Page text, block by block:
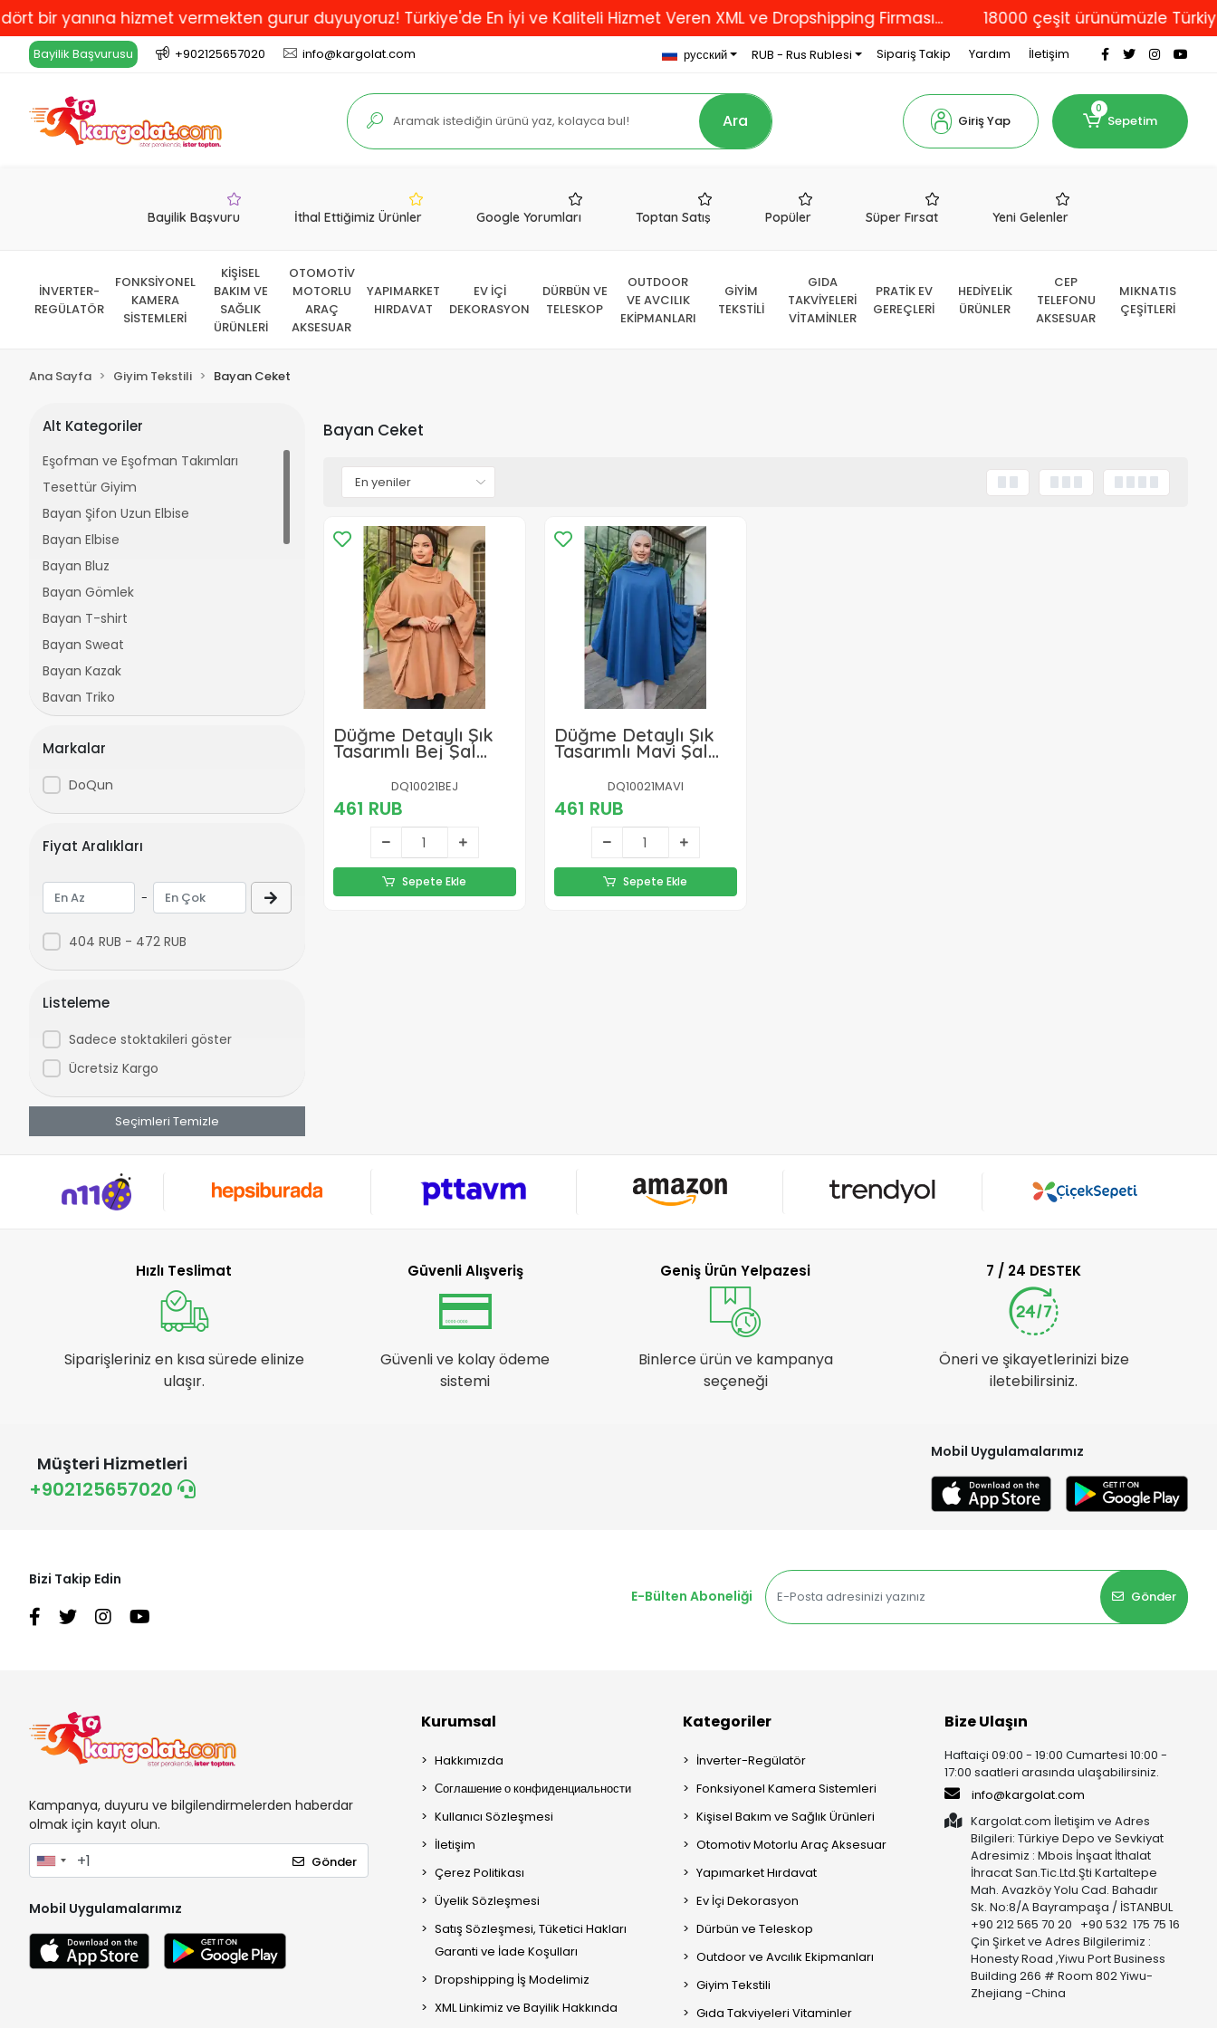
yanına hizmet vermekten gurur duyuyoruz! Türkiye'de En İyi ve Kaliteli Hizmet Veren XML ve Dropshipping Firması... 18000 çeşit ürünümüzle
Bayilik Başvurusu +902125657020 info@kargolat.com русский RUB - Rus Rublesi Sipariş Takip Yardım İletişim
Ara Giriş Yap
0
Sepetim
Bayilik Başvuru İthal Ettiğimiz Ürünler Google Yorumları Toptan Satış Popüler Süper Fırsat Yeni Gelenler
İNVERTER-
REGÜLATÖR
FONKSİYONEL
KAMERA
SİSTEMLERİ
KİŞİSEL
BAKIM VE
SAĞLIK
ÜRÜNLERİ
OTOMOTİV
MOTORLU
ARAÇ
AKSESUAR
YAPIMARKET
HIRDAVAT
EV İÇİ
DEKORASYON
DÜRBÜN VE
TELESKOP
OUTDOOR
VE AVCILIK
EKİPMANLARI
GİYİM
TEKSTİLİ
GIDA
TAKVİYELERİ
VİTAMİNLER
PRATİK EV
GEREÇLERİ
HEDİYELİK
ÜRÜNLER
CEP
TELEFONU
AKSESUAR
MIKNATIS
ÇEŞİTLERİ
Ana Sayfa Giyim Tekstili Bayan Ceket
Alt Kategoriler
Eşofman ve Eşofman Takımları
Tesettür Giyim
Bayan Şifon Uzun Elbise
Bayan Elbise
Bayan Bluz
Bayan Gömlek
Bayan T-shirt
Bayan Sweat
Bayan Kazak
Bayan Triko
Bayan Takım
Bayan Crop Top
Bayan Tayt
Bayan Etek
Bayan Tulum
Bayan Alt Üst Takım
Bayan Ceket
Bayan Hırka
Bayan Yelek
İç Giyim
Markalar
DoQun
Fiyat Aralıkları
-
404 RUB - 472 RUB
Listeleme
Sadece stoktakileri göster
Ücretsiz Kargo
Seçimleri Temizle
Bayan Ceket
Düğme Detaylı Şık
Tasarımlı Bej Şal
DQ10021BEJ
461 RUB
Sepete Ekle
Düğme Detaylı Şık
Tasarımlı Mavi Şal
DQ10021MAVI
461 RUB
Sepete Ekle
Hızlı Teslimat
Siparişleriniz en kısa sürede elinize
ulaşır.
Güvenli Alışveriş
Güvenli ve kolay ödeme
sistemi
Geniş Ürün Yelpazesi
Binlerce ürün ve kampanya
seçeneği
7 / 24 DESTEK
Öneri ve şikayetlerinizi bize
iletebilirsiniz.
Müşteri Hizmetleri
+902125657020
Mobil Uygulamalarımız
Bizi Takip Edin
E-Bülten Aboneliği
Gönder
Kampanya, duyuru ve bilgilendirmelerden haberdar
olmak için kayıt olun.
Gönder
Mobil Uygulamalarımız
Kurumsal
Hakkımızda
Соглашение о конфиденциальности
Kullanıcı Sözleşmesi
İletişim
Çerez Politikası
Üyelik Sözleşmesi
Satış Sözleşmesi, Tüketici Hakları
Garanti ve İade Koşulları
Dropshipping İş Modelimiz
XML Linkimiz ve Bayilik Hakkında
Kategoriler
İnverter-Regülatör
Fonksiyonel Kamera Sistemleri
Kişisel Bakım ve Sağlık Ürünleri
Otomotiv Motorlu Araç Aksesuar
Yapımarket Hırdavat
Ev İçi Dekorasyon
Dürbün ve Teleskop
Outdoor ve Avcılık Ekipmanları
Giyim Tekstili
Gıda Takviyeleri Vitaminler
Bize Ulaşın
Haftaiçi 09:00 - 19:00 Cumartesi 10:00 -
17:00 saatleri arasında ulaşabilirsiniz.
info@kargolat.com
Kargolat.com İletişim ve Adres
Bilgileri: Türkiye Depo ve Sevkiyat
Adresimiz : Mbois İnşaat İthalat
İhracat San.Tic.Ltd.Şti Kartaltepe
Mah. Avazköy Yolu Cad. Bahadır
Sk. No:8/A Bayrampaşa / İSTANBUL
+90 212 565 70 20 +90 532 175 75 16
Çin Şirket ve Adres Bilgilerimiz :
Honesty Road ,Yiwu Port Business
Building 266 # Room 802 Yiwu-
Zhejiang -China